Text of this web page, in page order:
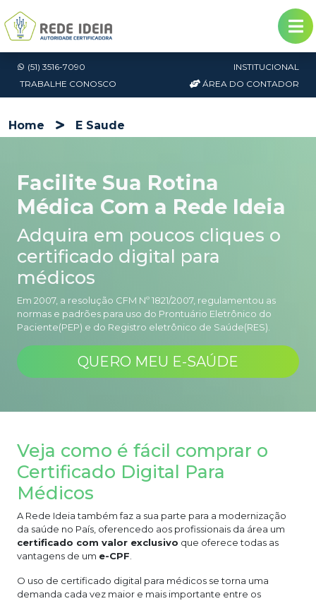
(51) 3516-7090
INSTITUCIONAL
TRABALHE CONOSCO
ÁREA DO CONTADOR
Home E Saude
Facilite Sua Rotina
Médica Com a Rede Ideia
Adquira em poucos cliques o
certificado digital para
médicos
Em 2007, a resolução CFM Nº 1821/2007, regulamentou as
normas e padrões para uso do Prontuário Eletrônico do
Paciente(PEP) e do Registro eletrônico de Saúde(RES).
QUERO MEU E-SAÚDE
Veja como é fácil comprar o
Certificado Digital Para
Médicos
A Rede Ideiatambém faz a sua parte para a modernização
da saúde no País, oferencedo aos profissionais da área um
certificado com valor exclusivo que oferece todas as
vantagens de um e-CPF
O uso de certificado digital para médicos se torna uma
demanda cada vez maior e mais importante entre os